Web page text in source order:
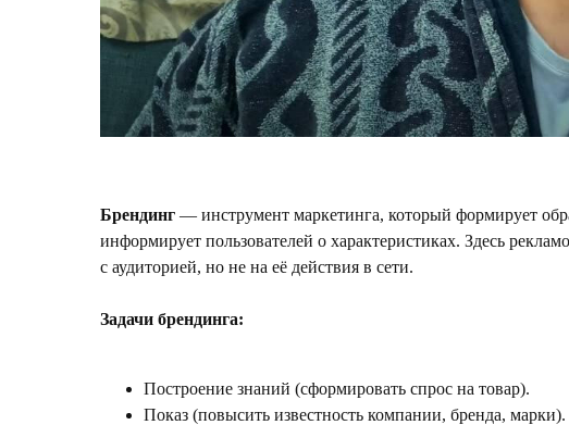
Брендинг — инструмент маркетинга, который формирует
информирует пользователей о характеристиках. Здесь
с аудиторией, но не на её действия в сети.
Задачи брендинга:
Построение знаний (сформировать спрос на товар).
Показ (повысить известность компании, бренда, марки).